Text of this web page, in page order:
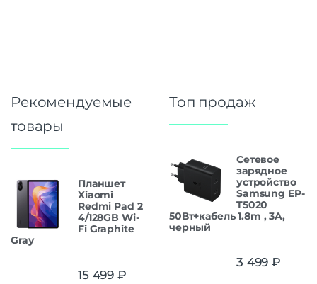
Рекомендуемые
товары
Планшет
Xiaomi
Redmi Pad 2
4/128GB Wi-
Fi Graphite
Gray
15 499 ₽
Топ продаж
Сетевое
зарядное
устройство
Samsung EP-
T5020
50Вт+кабель 1.8m , 3A,
черный
3 499 ₽